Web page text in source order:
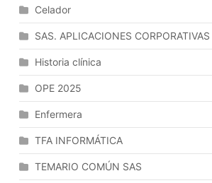
Celador
SAS. APLICACIONES CORPORATIVAS
Historia clínica
OPE 2025
Enfermera
TFA INFORMÁTICA
TEMARIO COMÚN SAS